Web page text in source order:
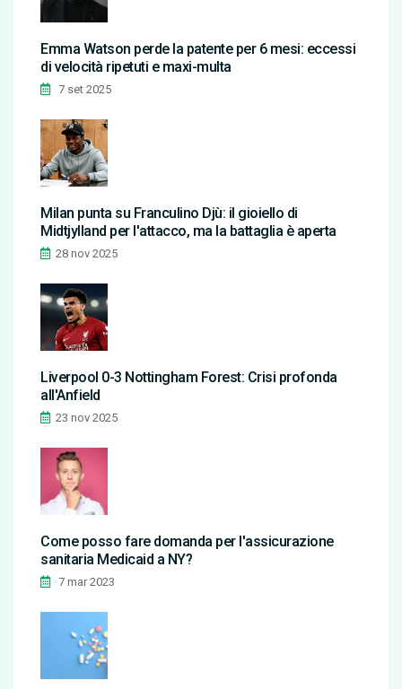
Emma Watson perde la patente per 6 mesi: eccessi
di velocità ripetuti e maxi-multa
7 set 2025
Milan punta su Franculino Djù: il gioiello di
Midtjylland per l'attacco, ma la battaglia è aperta
28 nov 2025
Liverpool 0-3 Nottingham Forest: Crisi profonda
all'Anfield
23 nov 2025
Come posso fare domanda per l'assicurazione
sanitaria Medicaid a NY?
7 mar 2023